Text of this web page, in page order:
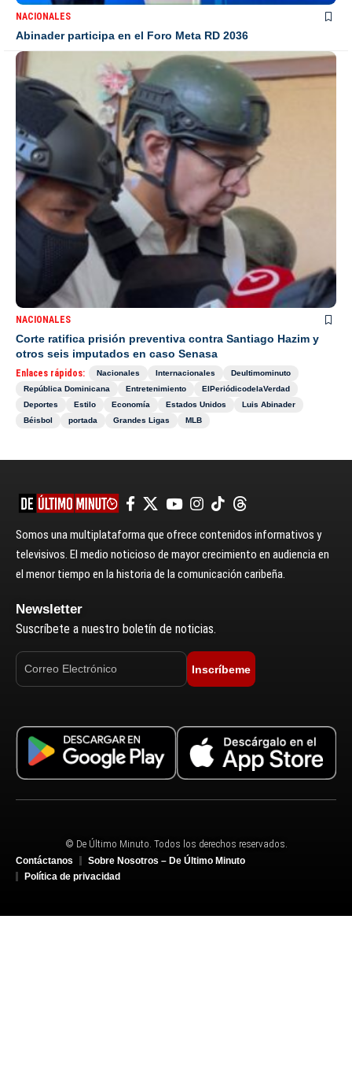
NACIONALES
Abinader participa en el Foro Meta RD 2036
NACIONALES
Corte ratifica prisión preventiva contra Santiago Hazim y
otros seis imputados en caso Senasa
Enlaces rápidos: Nacionales Internacionales
Deultimominuto
República Dominicana
Entretenimiento
ElPeriódicodelaVerdad
Deportes
Estilo Economía Estados Unidos
Luis Abinader
Béisbol
portada Grandes Ligas MLB
Somos una multiplataforma que ofrece contenidos informativos y
televisivos. El medio noticioso de mayor crecimiento en audiencia en
el menor tiempo en la historia de la comunicación caribeña.
Newsletter
Suscríbete a nuestro boletín de noticias.
Inscríbeme
© De Último Minuto. Todos los derechos reservados.
Contáctanos
Sobre Nosotros – De Último Minuto
Política de privacidad